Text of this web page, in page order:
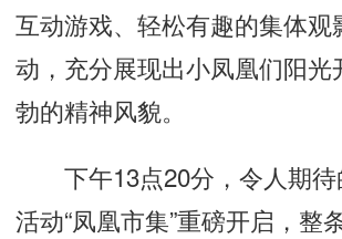
互动游戏、轻松有趣的集体观
动，充分展现出小凤凰们阳光
勃的精神风貌。
下午13点20分，令人期待
活动“凤凰市集”重磅开启，整